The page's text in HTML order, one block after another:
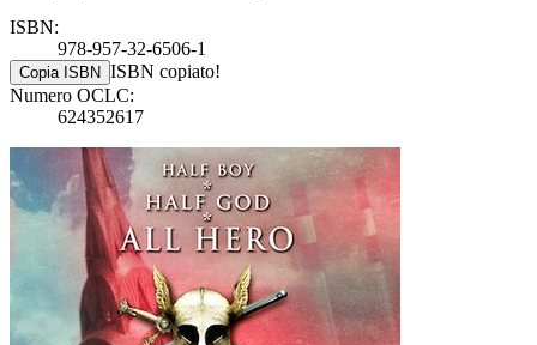
ISBN:
978-957-32-6506-1
Copia ISBN ISBN copiato!
Numero OCLC:
624352617